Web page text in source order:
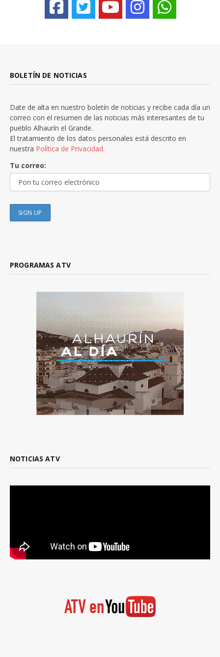
BOLETÍN DE NOTICIAS
Date de alta en nuestro boletín de noticias y recibe cada día un
correo con el resumen de las noticias más interesantes de tu
pueblo Alhaurín el Grande.
El tratamiento de los datos personales está descrito en
nuestra Política de Privacidad.
Tu correo:
PROGRAMAS ATV
NOTICIAS ATV